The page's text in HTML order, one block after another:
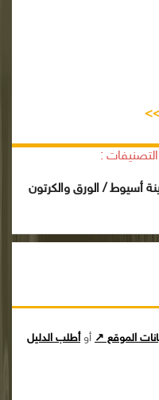
>>
التصنيفات :
أسيوط / الورق والكرتون
الموقع ↗ أوأطلب الدليل